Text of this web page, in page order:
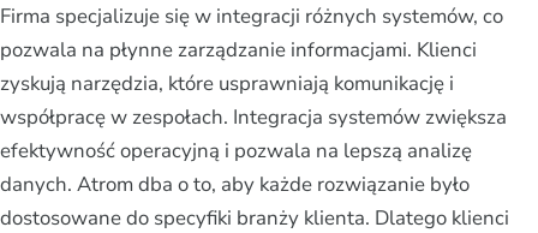
Firma specjalizuje się w integracji różnych systemów, co
pozwala na płynne zarządzanie informacjami. Klienci
zyskują narzędzia, które usprawniają komunikację i
współpracę w zespołach. Integracja systemów zwiększa
efektywność operacyjną i pozwala na lepszą analizę
danych. Atrom dba o to, aby każde rozwiązanie było
dostosowane do specyfiki branży klienta. Dlatego klienci